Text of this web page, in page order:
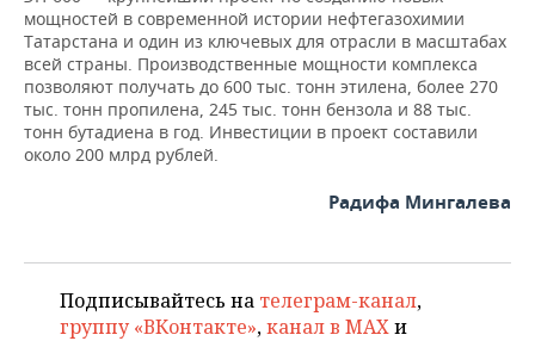
мощностей в современной истории нефтегазохимии
Татарстана и один из ключевых для отрасли в масштабах
всей страны. Производственные мощности комплекса
позволяют получать до 600 тыс. тонн этилена, более 270
тыс. тонн пропилена, 245 тыс. тонн бензола и 88 тыс.
тонн бутадиена в год. Инвестиции в проект составили
около 200 млрд рублей.
Радифа Мингалева
Подписывайтесь на телеграм-канал,
группу «ВКонтакте»,канал в MAXи